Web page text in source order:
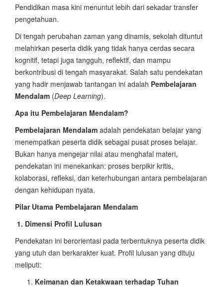
Pendidikan masa kini menuntut lebih dari sekadar transfer
pengetahuan.
Di tengah perubahan zaman yang dinamis, sekolah dituntut
melahirkan peserta didik yang tidak hanya cerdas secara
kognitif, tetapi juga tangguh, reflektif, dan mampu
berkontribusi di tengah masyarakat. Salah satu pendekatan
yang hadir menjawab tantangan ini adalah Pembelajaran
Mendalam (Deep Learning).
Apa itu Pembelajaran Mendalam?
Pembelajaran Mendalam adalah pendekatan belajar yang
menempatkan peserta didik sebagai pusat proses belajar.
Bukan hanya mengejar nilai atau menghafal materi,
pendekatan ini menekankan: proses berpikir kritis,
kolaborasi, refleksi, dan keterhubungan antara pembelajaran
dengan kehidupan nyata.
Pilar Utama Pembelajaran Mendalam
1. Dimensi Profil Lulusan
Pendekatan ini berorientasi pada terbentuknya peserta didik
yang utuh dan berkarakter kuat. Profil lulusan yang dituju
meliputi:
Keimanan dan Ketakwaan terhadap Tuhan